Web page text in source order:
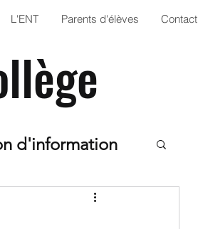
L'ENT Parents d'élèves Contact
d'information